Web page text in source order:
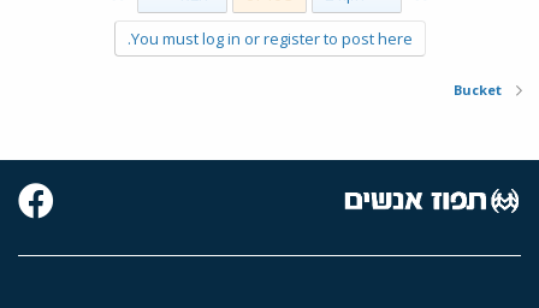
You must log in or register to post here.
Bucket